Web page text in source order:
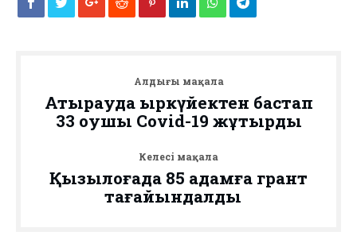
Алдыңғы мақала
Атырауда қыркүйектен бастап
33 оқушы Covid-19 жұқтырды
Келесі мақала
Қызылқоғада 85 адамға грант
тағайындалды⠀